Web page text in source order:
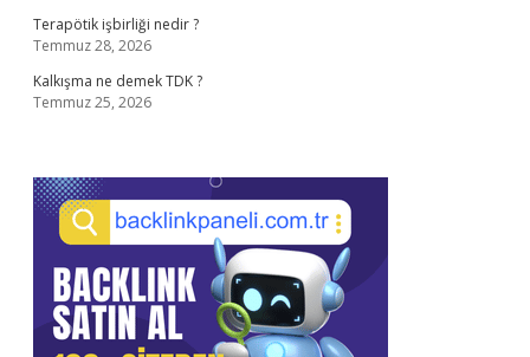
Terapötik işbirliği nedir ?
Temmuz 28, 2026
Kalkışma ne demek TDK ?
Temmuz 25, 2026